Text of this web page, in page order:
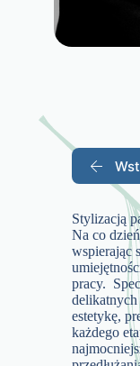
Stylizacją
Na co
wspierając
pracy.
delikatnych
estetykę,
każdego